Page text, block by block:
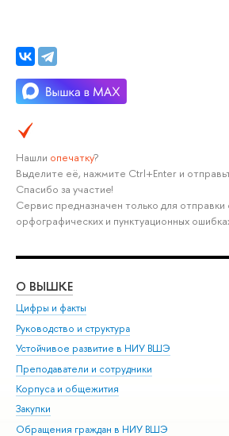
Нашли опечатку?
Выделите её, нажмите Ctrl+Enter и
Спасибо за участие!
Сервис предназначен только для
орфографических и пунктуационных
О ВЫШКЕ
Цифры и факты
Руководство и структура
Устойчивое развитие в НИУ ВШЭ
Преподаватели и сотрудники
Корпуса и общежития
Закупки
Обращения граждан в НИУ ВШЭ